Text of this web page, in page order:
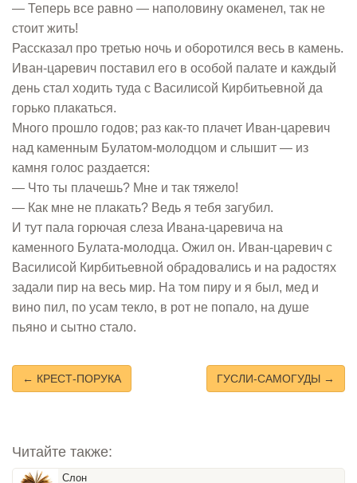
— Теперь все равно — наполовину окаменел, так не
стоит жить!
Рассказал про третью ночь и оборотился весь в камень.
Иван-царевич поставил его в особой палате и каждый
день стал ходить туда с Василисой Кирбитьевной да
горько плакаться.
Много прошло годов; раз как-то плачет Иван-царевич
над каменным Булатом-молодцом и слышит — из
камня голос раздается:
— Что ты плачешь? Мне и так тяжело!
— Как мне не плакать? Ведь я тебя загубил.
И тут пала горючая слеза Ивана-царевича на
каменного Булата-молодца. Ожил он. Иван-царевич с
Василисой Кирбитьевной обрадовались и на радостях
задали пир на весь мир. На том пиру и я был, мед и
вино пил, по усам текло, в рот не попало, на душе
пьяно и сытно стало.
← КРЕСТ-ПОРУКА ГУСЛИ-САМОГУДЫ →
Читайте также:
Слон